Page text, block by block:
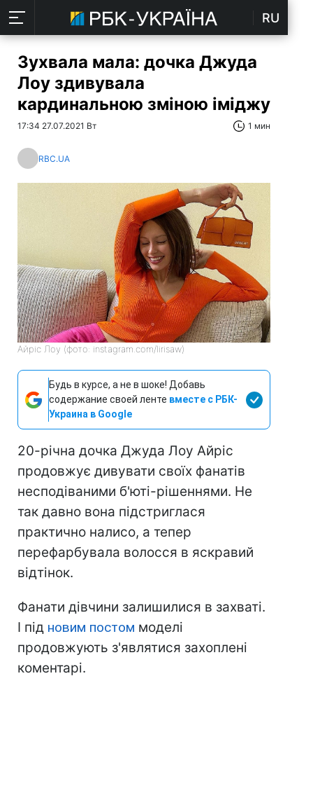
RU
Зухвала мала: дочка Джуда
Лоу здивувала
кардинальною зміною іміджу
17:34 27.07.2021 Вт 1 мин
RBC.UA
Айріс Лоу (фото: instagram.com/lirisaw)
Будь в курсе, а не в шоке! Добавь
содержание своей ленте вместе с РБК-
Украина в Google
20-річна дочка Джуда Лоу Айріс
продовжує дивувати своїх фанатів
несподіваними б'юті-рішеннями. Не
так давно вона підстриглася
практично налисо, а тепер
перефарбувала волосся в яскравий
відтінок.
Фанати дівчини залишилися в захваті.
І під новим постом моделі
продовжують з'являтися захоплені
коментарі.